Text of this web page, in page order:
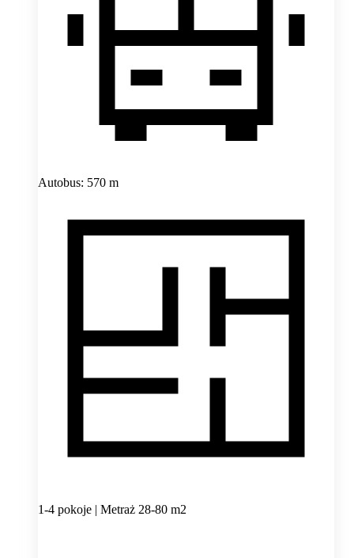
Autobus: 570 m
1-4 pokoje | Metraż 28-80 m2